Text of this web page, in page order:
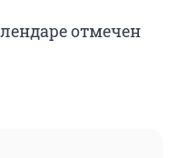
отмечен